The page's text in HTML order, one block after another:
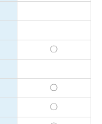
〇
〇
〇